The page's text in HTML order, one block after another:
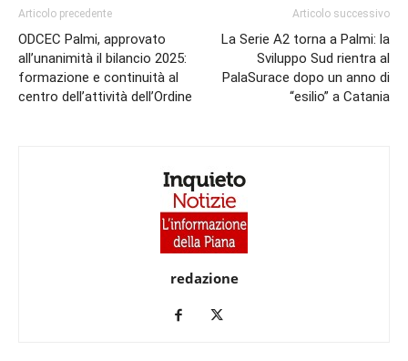
Articolo precedente
ODCEC Palmi, approvato
all’unanimità il bilancio 2025:
formazione e continuità al
centro dell’attività dell’Ordine
Articolo successivo
La Serie A2 torna a Palmi: la
Sviluppo Sud rientra al
PalaSurace dopo un anno di
“esilio” a Catania
redazione